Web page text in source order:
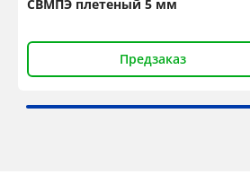
СВМПЭ плетеный 5 мм
Предзаказ